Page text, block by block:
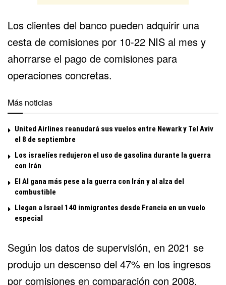
Los clientes del banco pueden adquirir una
cesta de comisiones por 10-22 NIS al mes y
ahorrarse el pago de comisiones para
operaciones concretas.
Más noticias
United Airlines reanudará sus vuelos entre Newark y Tel Aviv
el 8 de septiembre
Los israelíes redujeron el uso de gasolina durante la guerra
con Irán
El Al gana más pese a la guerra con Irán y al alza del
combustible
Llegan a Israel 140 inmigrantes desde Francia en un vuelo
especial
Según los datos de supervisión, en 2021 se
produjo un descenso del 47% en los ingresos
por comisiones en comparación con 2008,